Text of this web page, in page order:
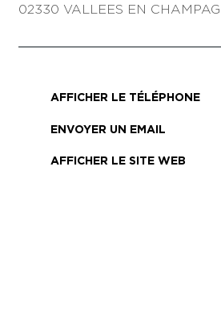
02330 VALLEES EN
AFFICHER LE TÉLÉPHONE
ENVOYER UN EMAIL
AFFICHER LE SITE WEB